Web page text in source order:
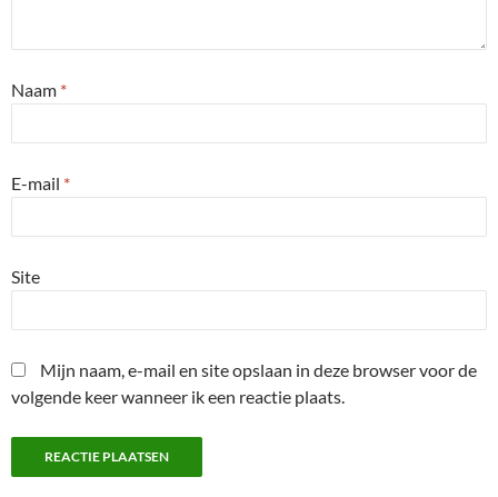
Naam *
E-mail *
Site
Mijn naam, e-mail en site opslaan in deze browser voor de
volgende keer wanneer ik een reactie plaats.